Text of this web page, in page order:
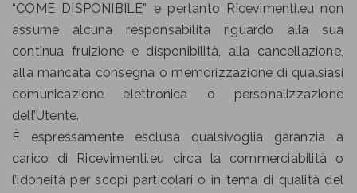
“COME DISPONIBILE” e pertanto Ricevimenti.eu non
assume alcuna responsabilità riguardo alla sua
continua fruizione e disponibilità, alla cancellazione,
alla mancata consegna o memorizzazione di qualsiasi
comunicazione elettronica o personalizzazione
dell’Utente.
È espressamente esclusa qualsivoglia garanzia a
carico di Ricevimenti.eu circa la commerciabilità o
l’idoneità per scopi particolari o in tema di qualità del